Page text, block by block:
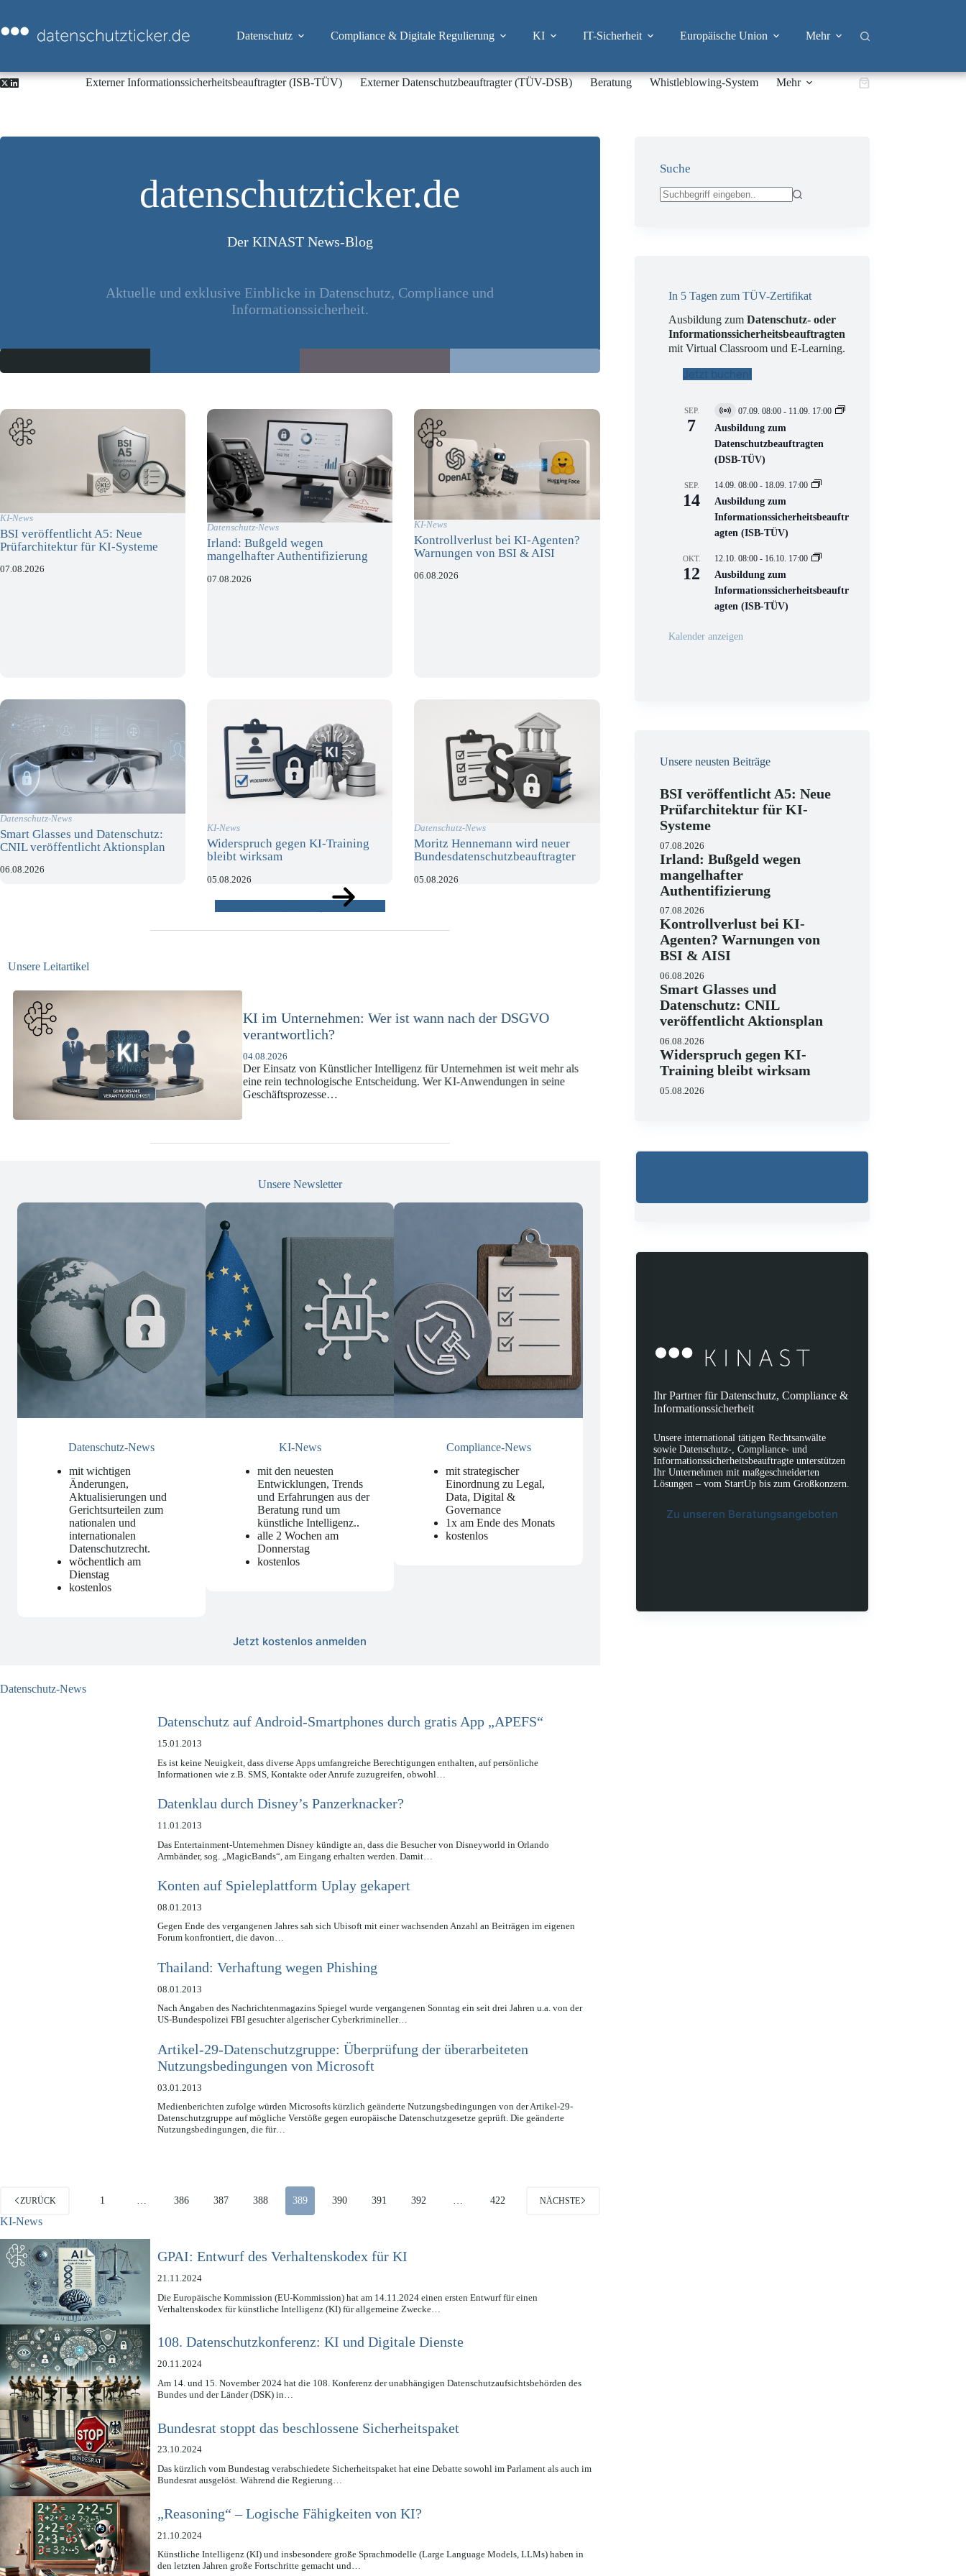
springen
Datenschutz Compliance & Digitale Regulierung KI IT-Sicherheit Europäische Union Mehr
Externer Informationssicherheitsbeauftragter (ISB-TÜV) Externer Datenschutzbeauftragter (TÜV-DSB) Beratung Whistleblowing-System Mehr Warenkorb
datenschutzticker.de
Der KINAST News-Blog
Aktuelle und exklusive Einblicke in Datenschutz, Compliance und
Informationssicherheit.
KI-News
BSI veröffentlicht A5: Neue
Prüfarchitektur für KI-Systeme
07.08.2026
Datenschutz-News
Irland: Bußgeld wegen
mangelhafter Authentifizierung
07.08.2026
KI-News
Kontrollverlust bei KI-Agenten?
Warnungen von BSI & AISI
06.08.2026
Datenschutz-News
Smart Glasses und Datenschutz:
CNIL veröffentlicht Aktionsplan
06.08.2026
KI-News
Widerspruch gegen KI-Training
bleibt wirksam
05.08.2026
Datenschutz-News
Moritz Hennemann wird neuer
Bundesdatenschutzbeauftragter
05.08.2026
Unsere Leitartikel
KI-Compliance in der Versicherungswirtschaft mit DORA,
DSGVO und KI-VO
07.07.2026
Die europäische Digitalregulierung hat in den vergangenen Jahren eine
enorme Komplexität erreicht, die insbesondere Unternehmen der Finanz-
und Versicherungswirtschaft vor…
Unsere Newsletter
Datenschutz-News
mit wichtigen
Änderungen,
Aktualisierungen und
Gerichtsurteilen zum
nationalen und
internationalen
Datenschutzrecht.
wöchentlich am
Dienstag
kostenlos
KI-News
mit den neuesten
Entwicklungen, Trends
und Erfahrungen aus der
Beratung rund um
künstliche Intelligenz..
alle 2 Wochen am
Donnerstag
kostenlos
Compliance-News
mit strategischer
Einordnung zu Legal,
Data, Digital &
Governance
1x am Ende des Monats
kostenlos
Jetzt kostenlos anmelden
Datenschutz-News
Datenschutz auf Android-Smartphones durch gratis App „APEFS“
15.01.2013
Es ist keine Neuigkeit, dass diverse Apps umfangreiche Berechtigungen enthalten, auf persönliche
Informationen wie z.B. SMS, Kontakte oder Anrufe zuzugreifen, obwohl…
Datenklau durch Disney’s Panzerknacker?
11.01.2013
Das Entertainment-Unternehmen Disney kündigte an, dass die Besucher von Disneyworld in Orlando
Armbänder, sog. „MagicBands“, am Eingang erhalten werden. Damit…
Konten auf Spieleplattform Uplay gekapert
08.01.2013
Gegen Ende des vergangenen Jahres sah sich Ubisoft mit einer wachsenden Anzahl an Beiträgen im eigenen
Forum konfrontiert, die davon…
Thailand: Verhaftung wegen Phishing
08.01.2013
Nach Angaben des Nachrichtenmagazins Spiegel wurde vergangenen Sonntag ein seit drei Jahren u.a. von der
US-Bundespolizei FBI gesuchter algerischer Cyberkrimineller…
Artikel-29-Datenschutzgruppe: Überprüfung der überarbeiteten
Nutzungsbedingungen von Microsoft
03.01.2013
Medienberichten zufolge würden Microsofts kürzlich geänderte Nutzungsbedingungen von der Artikel-29-
Datenschutzgruppe auf mögliche Verstöße gegen europäische Datenschutzgesetze geprüft. Die geänderte
Nutzungsbedingungen, die für…
ZURÜCK 1 386 387 388 389 390 391 392 422 NÄCHSTE
KI-News
GPAI: Entwurf des Verhaltenskodex für KI
21.11.2024
Die Europäische Kommission (EU-Kommission) hat am 14.11.2024 einen ersten Entwurf für einen
Verhaltenskodex für künstliche Intelligenz (KI) für allgemeine Zwecke…
108. Datenschutzkonferenz: KI und Digitale Dienste
20.11.2024
Am 14. und 15. November 2024 hat die 108. Konferenz der unabhängigen Datenschutzaufsichtsbehörden des
Bundes und der Länder (DSK) in…
Bundesrat stoppt das beschlossene Sicherheitspaket
23.10.2024
Das kürzlich vom Bundestag verabschiedete Sicherheitspaket hat eine Debatte sowohl im Parlament als auch im
Bundesrat ausgelöst. Während die Regierung…
„Reasoning“ – Logische Fähigkeiten von KI?
21.10.2024
Künstliche Intelligenz (KI) und insbesondere große Sprachmodelle (Large Language Models, LLMs) haben in
den letzten Jahren große Fortschritte gemacht und…
Suche
In 5 Tagen zum TÜV-Zertifikat
Ausbildung zumDatenschutz- oder
Informationssicherheitsbeauftragten
mit Virtual Classroom und E-Learning.
Jetzt buchen!
SEP.
7
V
i
t
u
l
V
e
r
n
s
t
a
t
n
07.09. 08:00 - 11.09. 17:00
Ausbildung zum
Datenschutzbeauftragten
(DSB-TÜV)
SEP.
14
14.09. 08:00 - 18.09. 17:00
Ausbildung zum
Informationssicherheitsbeauftr
agten (ISB-TÜV)
OKT.
12
12.10. 08:00 - 16.10. 17:00
Ausbildung zum
Informationssicherheitsbeauftr
agten (ISB-TÜV)
Kalender anzeigen
Unsere neusten Beiträge
BSI veröffentlicht A5: Neue
Prüfarchitektur für KI-
Systeme
07.08.2026
Irland: Bußgeld wegen
mangelhafter
Authentifizierung
07.08.2026
Kontrollverlust bei KI-
Agenten? Warnungen von
BSI & AISI
06.08.2026
Smart Glasses und
Datenschutz: CNIL
veröffentlicht Aktionsplan
06.08.2026
Widerspruch gegen KI-
Training bleibt wirksam
05.08.2026
Ihr Partner für Datenschutz, Compliance &
Informationssicherheit
Unsere international tätigen Rechtsanwälte
sowie Datenschutz-, Compliance- und
Informationssicherheitsbeauftragte unterstützen
Ihr Unternehmen mit maßgeschneiderten
Lösungen – vom StartUp bis zum Großkonzern.
Zu unseren Beratungsangeboten